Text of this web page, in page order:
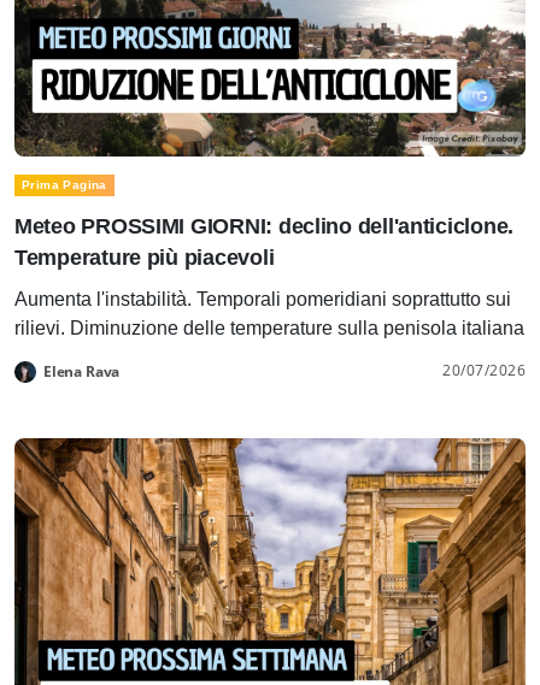
Prima Pagina
Meteo PROSSIMI GIORNI: declino dell'anticiclone.
Temperature più piacevoli
Aumenta l'instabilità. Temporali pomeridiani soprattutto sui
rilievi. Diminuzione delle temperature sulla penisola italiana
Elena Rava 20/07/2026